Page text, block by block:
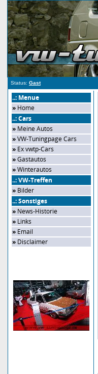
Status: Gast
..: Menue
» Home
..: Cars
» Meine Autos
»VW-Tuningpage Cars
» Ex vwtp-Cars
»Gastautos
»Winterautos
..: VW-Treffen
» Bilder
..: Sonstiges
» News-Historie
» Links
» Email
» Disclaimer